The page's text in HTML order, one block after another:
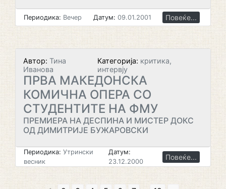
Периодика: Вечер Датум: 09.01.2001 Повеќе...
Автор: Тина
Иванова
Категорија: критика,
интервју
ПРВА МАКЕДОНСКА
КОМИЧНА ОПЕРА СО
СТУДЕНТИТЕ НА ФМУ
ПРЕМИЕРА НА ДЕСПИНА И МИСТЕР ДОКС
ОД ДИМИТРИЈЕ БУЖАРОВСКИ
Периодика: Утрински
весник
Датум:
23.12.2000
Повеќе...